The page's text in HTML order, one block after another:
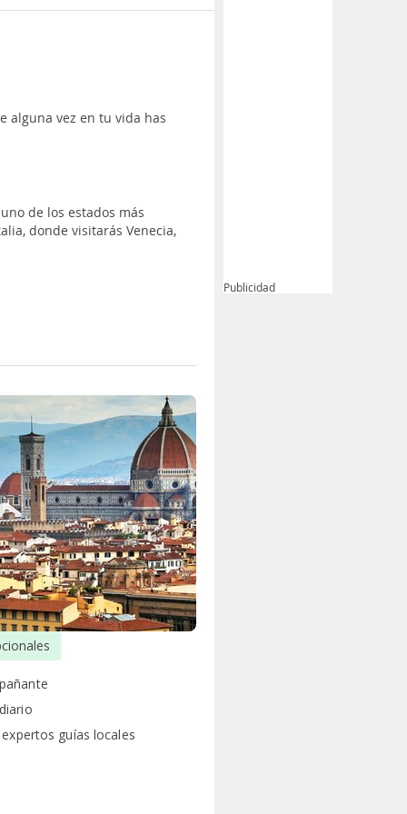
alguna vez en tu vida has
de los estados más
donde visitarás Venecia,
guías locales
Publicidad